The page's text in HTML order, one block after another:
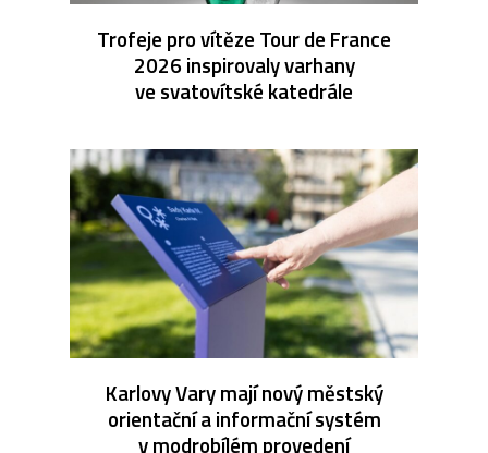
Trofeje pro vítěze Tour de France
2026 inspirovaly varhany
ve svatovítské katedrále
Karlovy Vary mají nový městský
orientační a informační systém
v modrobílém provedení